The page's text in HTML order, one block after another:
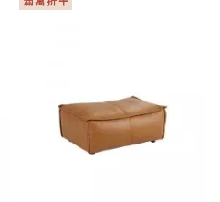
入